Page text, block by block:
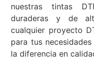
nuestras tintas
duraderas y de
cualquier proyecto
para tus
la diferencia en